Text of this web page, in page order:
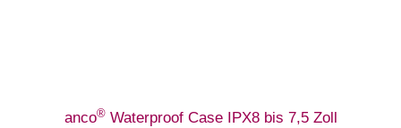
anco®Waterproof Case IPX8 bis 7,5 Zoll